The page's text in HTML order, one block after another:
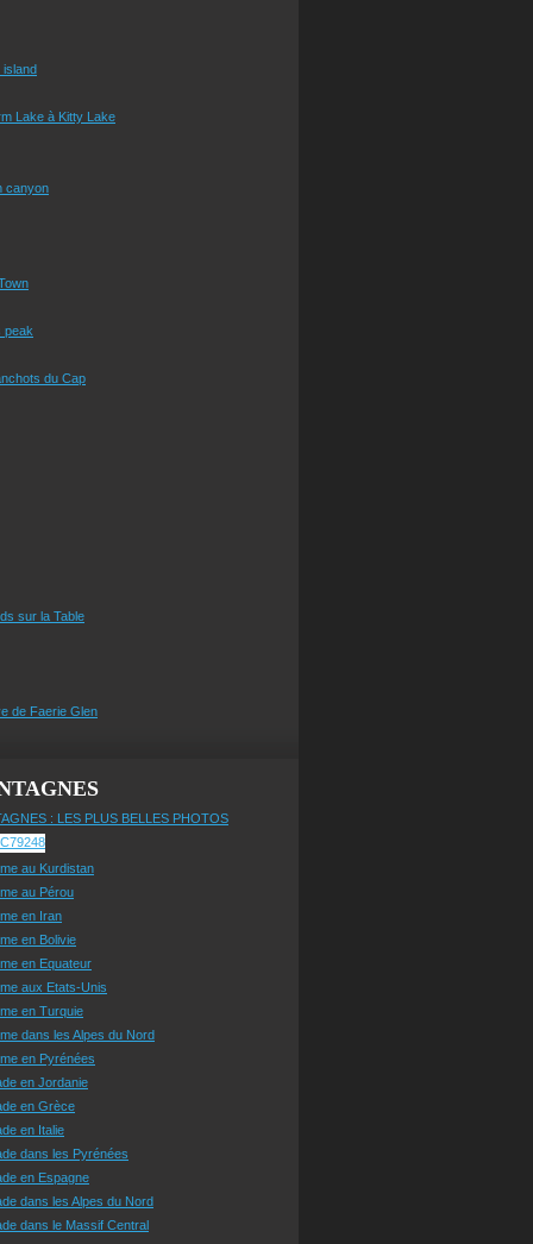
island
Lake à Kitty Lake
canyon
peak
du Cap
sur la Table
de Faerie Glen
: LES PLUS BELLES PHOTOS
au Kurdistan
au Pérou
en Iran
en Bolivie
en Equateur
aux Etats-Unis
en Turquie
dans les Alpes du Nord
en Pyrénées
en Jordanie
en Grèce
en Italie
dans les Pyrénées
en Espagne
dans les Alpes du Nord
dans le Massif Central